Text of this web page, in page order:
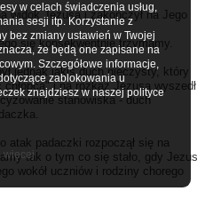
widok Jezusa i zakończył na Jego
się konsekwentnie trzymamy.
jednak jakiś duch nieczysty, który
i na rozkaz Jezusa wyszedł
stanowiska - duch
atak padaczki rozpoczął się na
tak o tym co się stało, gdy Jezus
wokół uczniów i rodziny chorego
w celach świadczenia usług,
sesji itp. Korzystanie z
bez zmiany ustawień w Twojej
że będą one zapisane na
Szczegółowe informacje,
zablokowania u
znajdziesz w naszej polityce
więcej